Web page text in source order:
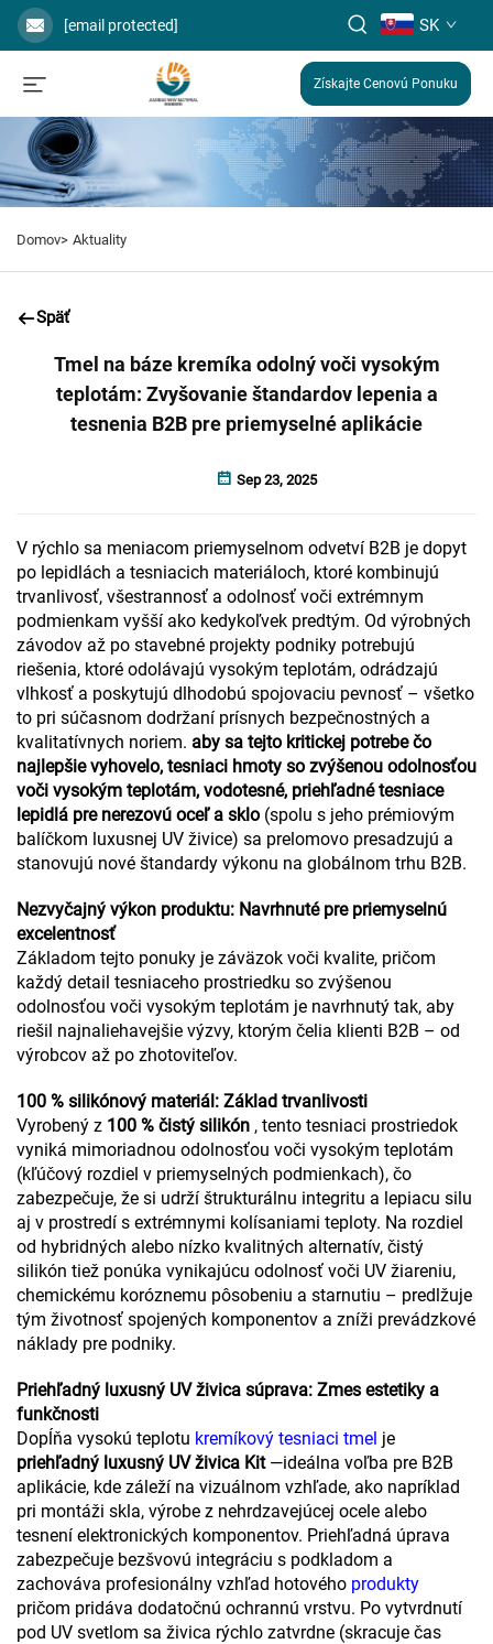
[email protected] SK
Získajte Cenovú Ponuku
Domov> Aktuality
Späť
Tmel na báze kremíka odolný voči vysokým
teplotám: Zvyšovanie štandardov lepenia a
tesnenia B2B pre priemyselné aplikácie
Sep 23, 2025
V rýchlo sa meniacom priemyselnom odvetví B2B je dopyt
po lepidlách a tesniacich materiáloch, ktoré kombinujú
trvanlivosť, všestrannosť a odolnosť voči extrémnym
podmienkam vyšší ako kedykoľvek predtým. Od výrobných
závodov až po stavebné projekty podniky potrebujú
riešenia, ktoré odolávajú vysokým teplotám, odrádzajú
vlhkosť a poskytujú dlhodobú spojovaciu pevnosť – všetko
to pri súčasnom dodržaní prísnych bezpečnostných a
kvalitatívnych noriem. aby sa tejto kritickej potrebe čo
najlepšie vyhovelo, tesniaci hmoty so zvýšenou odolnosťou
voči vysokým teplotám, vodotesné, priehľadné tesniace
lepidlá pre nerezovú oceľ a sklo (spolu s jeho prémiovým
balíčkom luxusnej UV živice) sa prelomovo presadzujú a
stanovujú nové štandardy výkonu na globálnom trhu B2B.
Nezvyčajný výkon produktu: Navrhnuté pre priemyselnú
excelentnosť
Základom tejto ponuky je záväzok voči kvalite, pričom
každý detail tesniaceho prostriedku so zvýšenou
odolnosťou voči vysokým teplotám je navrhnutý tak, aby
riešil najnaliehavejšie výzvy, ktorým čelia klienti B2B – od
výrobcov až po zhotoviteľov.
100 % silikónový materiál: Základ trvanlivosti
Vyrobený z 100 % čistý silikón , tento tesniaci prostriedok
vyniká mimoriadnou odolnosťou voči vysokým teplotám
(kľúčový rozdiel v priemyselných podmienkach), čo
zabezpečuje, že si udrží štrukturálnu integritu a lepiacu silu
aj v prostredí s extrémnymi kolísaniami teploty. Na rozdiel
od hybridných alebo nízko kvalitných alternatív, čistý
silikón tiež ponúka vynikajúcu odolnosť voči UV žiareniu,
chemickému koróznemu pôsobeniu a starnutiu – predlžuje
tým životnosť spojených komponentov a zníži prevádzkové
náklady pre podniky.
Priehľadný luxusný UV živica súprava: Zmes estetiky a
funkčnosti
Dopĺňa vysokú teplotu kremíkový tesniaci tmel je
priehľadný luxusný UV živica Kit —ideálna voľba pre B2B
aplikácie, kde záleží na vizuálnom vzhľade, ako napríklad
pri montáži skla, výrobe z nehrdzavejúcej ocele alebo
tesnení elektronických komponentov. Priehľadná úprava
zabezpečuje bezšvovú integráciu s podkladom a
zachováva profesionálny vzhľad hotového produkty
pričom pridáva dodatočnú ochrannú vrstvu. Po vytvrdnutí
pod UV svetlom sa živica rýchlo zatvrdne (skracuje čas